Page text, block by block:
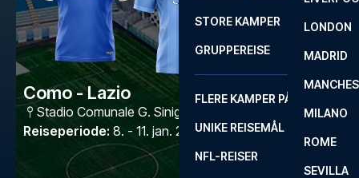
LONDON
MADRID
MILANO
ROME
SEVILLA
STORE KAMPER
GRUPPEREISE
FLERE KAMPER PÅ ÉN REISE
UNIKE REISEMÅL
NFL-REISER
Como - Lazio
Stadio Comunale G. Sinigaglia
Reiseperiode: 8. - 11. jan. 2027